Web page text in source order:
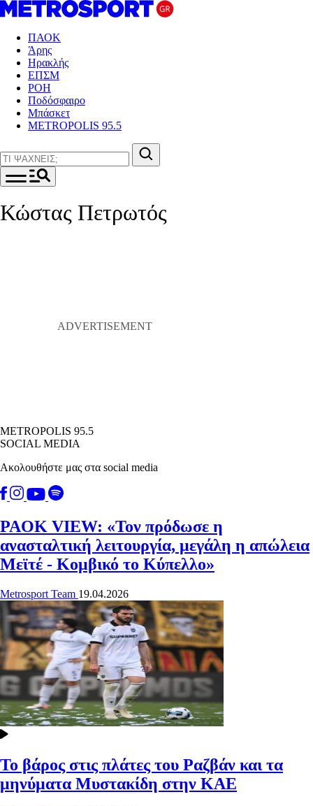
ΠΑΟΚ
Άρης
Ηρακλής
ΕΠΣΜ
ΡΟΗ
Ποδόσφαιρο
Μπάσκετ
METROPOLIS 95.5
Κώστας Πετρωτός
METROPOLIS 95.5
SOCIAL MEDIA
Ακολουθήστε μας στα social media
PAOK VIEW: «Τον πρόδωσε η
ανασταλτική λειτουργία, μεγάλη η απώλεια
Μεϊτέ - Κομβικό το Κύπελλο»
Metrosport Team 19.04.2026
Το βάρος στις πλάτες του Ραζβάν και τα
μηνύματα Μυστακίδη στην ΚΑΕ